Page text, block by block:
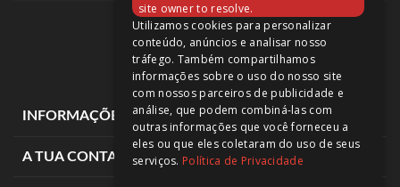
INFORMAÇÕES DE LOJA
A TUA CONTA
site owner to resolve.
Utilizamos cookies para personalizar
conteúdo, anúncios e analisar nosso
tráfego. Também compartilhamos
informações sobre o uso do nosso site
com nossos parceiros de publicidade e
análise, que podem combiná-las com
outras informações que você forneceu a
eles ou que eles coletaram do uso de seus
serviços. Política de Privacidade